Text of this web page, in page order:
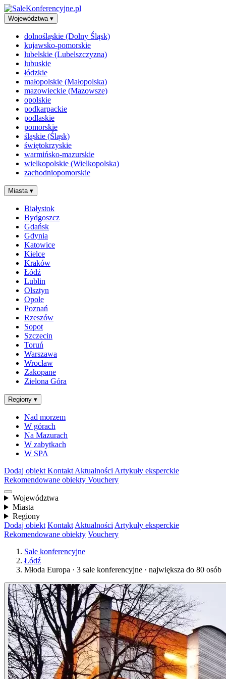
Województwa ▾
dolnośląskie (Dolny Śląsk)
kujawsko-pomorskie
lubelskie (Lubelszczyzna)
lubuskie
łódzkie
małopolskie (Małopolska)
mazowieckie (Mazowsze)
opolskie
podkarpackie
podlaskie
pomorskie
śląskie (Śląsk)
świętokrzyskie
warmińsko-mazurskie
wielkopolskie (Wielkopolska)
zachodniopomorskie
Miasta ▾
Białystok
Bydgoszcz
Gdańsk
Gdynia
Katowice
Kielce
Kraków
Łódź
Lublin
Olsztyn
Opole
Poznań
Rzeszów
Sopot
Szczecin
Toruń
Warszawa
Wrocław
Zakopane
Zielona Góra
Regiony ▾
Nad morzem
W górach
Na Mazurach
W zabytkach
W SPA
Dodaj obiekt Kontakt Aktualności Artykuły eksperckie
Rekomendowane obiekty Vouchery
Województwa
Miasta
Regiony
Dodaj obiekt Kontakt Aktualności Artykuły eksperckie
Rekomendowane obiekty Vouchery
Sale konferencyjne
Łódź
Młoda Europa · 3 sale konferencyjne · największa do 80 osób